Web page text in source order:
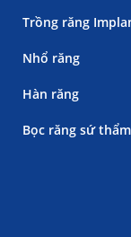
Trồng răng
Nhổ răng
Hàn răng
Bọc răng sứ